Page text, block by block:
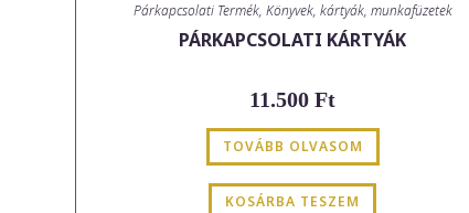
Párkapcsolati Termék, Könyvek, kártyák, munkafüzetek
PÁRKAPCSOLATI KÁRTYÁK
11.500Ft
TOVÁBB OLVASOM
KOSÁRBA TESZEM